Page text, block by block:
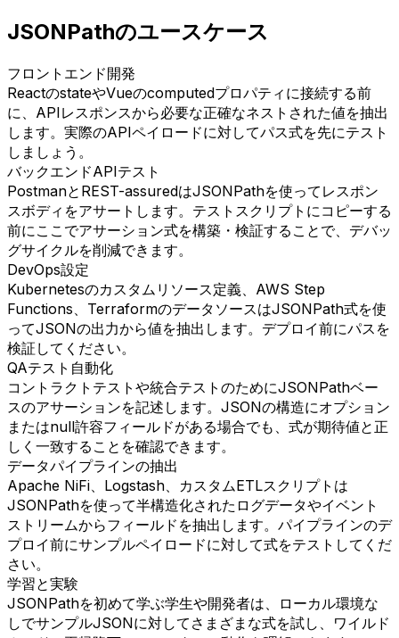
JSONPathのユースケース
フロントエンド開発
ReactのstateやVueのcomputedプロパティに接続する前
に、APIレスポンスから必要な正確なネストされた値を抽出
します。実際のAPIペイロードに対してパス式を先にテスト
しましょう。
バックエンドAPIテスト
PostmanとREST-assuredはJSONPathを使ってレスポン
スボディをアサートします。テストスクリプトにコピーする
前にここでアサーション式を構築・検証することで、デバッ
グサイクルを削減できます。
DevOps設定
Kubernetesのカスタムリソース定義、AWS Step
Functions、TerraformのデータソースはJSONPath式を使
ってJSONの出力から値を抽出します。デプロイ前にパスを
検証してください。
QAテスト自動化
コントラクトテストや統合テストのためにJSONPathベー
スのアサーションを記述します。JSONの構造にオプション
またはnull許容フィールドがある場合でも、式が期待値と正
しく一致することを確認できます。
データパイプラインの抽出
Apache NiFi、Logstash、カスタムETLスクリプトは
JSONPathを使って半構造化されたログデータやイベント
ストリームからフィールドを抽出します。パイプラインのデ
プロイ前にサンプルペイロードに対して式をテストしてくだ
さい。
学習と実験
JSONPathを初めて学ぶ学生や開発者は、ローカル環境な
しでサンプルJSONに対してさまざまな式を試し、ワイルド